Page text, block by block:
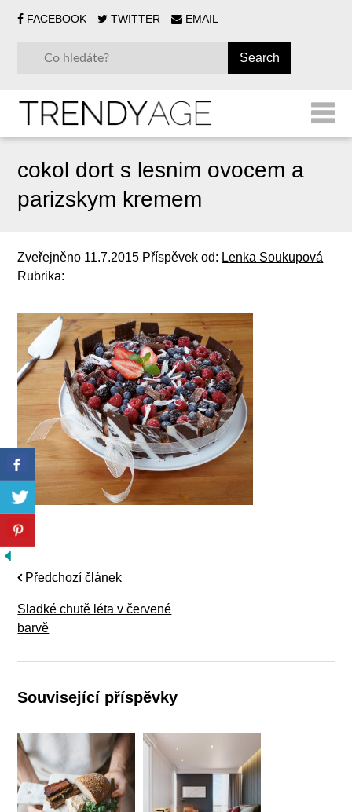
FACEBOOK TWITTER EMAIL
cokol dort s lesnim ovocem a
parizskym kremem
Zveřejněno 11.7.2015 Příspěvek od: Lenka Soukupová
Rubrika:
Předchozí článek
Sladké chutě léta v červené
barvě
Související příspěvky